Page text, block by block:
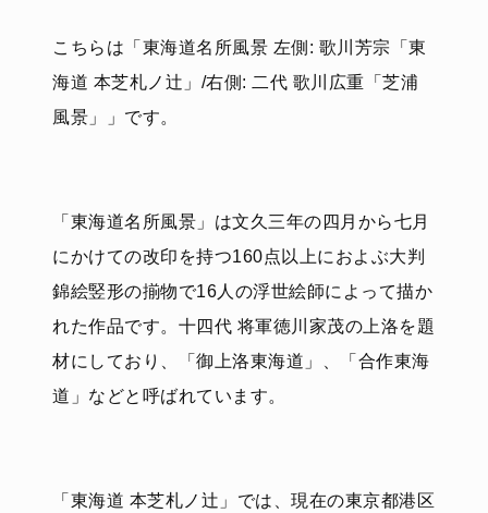
こちらは「東海道名所風景 左側: 歌川芳宗「東
海道 本芝札ノ辻」/右側: 二代 歌川広重「芝浦
風景」」です。
「東海道名所風景」は文久三年の四月から七月
にかけての改印を持つ160点以上におよぶ大判
錦絵竪形の揃物で16人の浮世絵師によって描か
れた作品です。十四代 将軍徳川家茂の上洛を題
材にしており、「御上洛東海道」、「合作東海
道」などと呼ばれています。
「東海道 本芝札ノ辻」では、現在の東京都港区